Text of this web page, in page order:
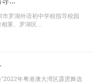
罗湖外语初中学校指导校园
莱、罗湖区...
年粤港澳大湾区霹雳舞选